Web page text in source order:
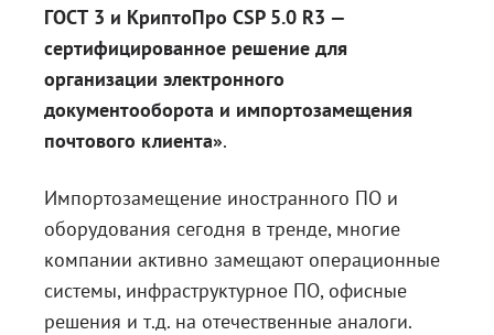
Получить КЭП
Магазин
Полная версия сайта
ГОСТ 3 и КриптоПро CSP 5.0 R3 —
сертифицированное решение для
организации электронного
документооборота и импортозамещения
почтового клиента».
Импортозамещение иностранного ПО и
оборудования сегодня в тренде, многие
компании активно замещают операционные
системы, инфраструктурное ПО, офисные
решения и т.д. на отечественные аналоги.